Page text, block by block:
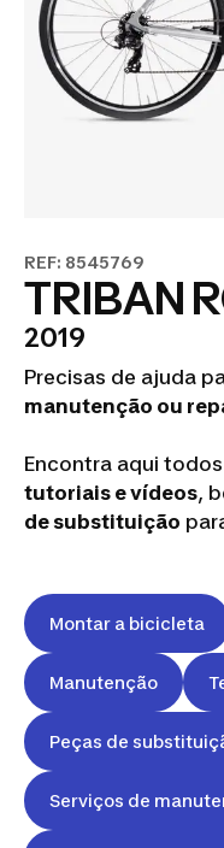
REF: 8545769
TRIBAN
2019
Precisas de ajuda
manutenção ou
Encontra aqui
tutoriais e vídeos,
de substituição
Montar a bicicleta
Manutenção
Peças de
Serviços de